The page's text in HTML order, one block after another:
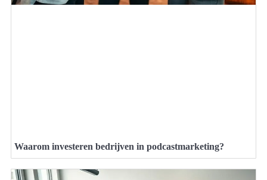
Waarom investeren bedrijven in podcastmarketing?